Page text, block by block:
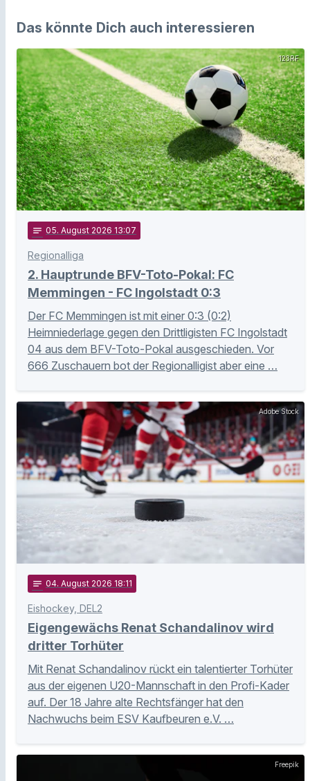
Das könnte Dich auch interessieren
123RF
notes 05. August 2026 13:07
Regionalliga
2. Hauptrunde BFV-Toto-Pokal: FC
Memmingen - FC Ingolstadt 0:3
Der FC Memmingen ist mit einer 0:3 (0:2)
Heimniederlage gegen den Drittligisten FC Ingolstadt
04 aus dem BFV-Toto-Pokal ausgeschieden. Vor
666 Zuschauern bot der Regionalligist aber eine …
Adobe Stock
notes 04. August 2026 18:11
Eishockey, DEL2
Eigengewächs Renat Schandalinov wird
dritter Torhüter
Mit Renat Schandalinov rückt ein talentierter Torhüter
aus der eigenen U20-Mannschaft in den Profi-Kader
auf. Der 18 Jahre alte Rechtsfänger hat den
Nachwuchs beim ESV Kaufbeuren e.V. …
Freepik